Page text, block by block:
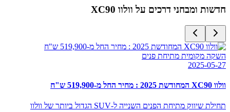
חדשות ומבחני דרכים על וולוו XC90
השקה מקומית מתיחת פנים
2025-05-27
וולוו XC90 המחודשת 2025 : מחיר החל מ-519,900 ש"ח
תחילת שיווק מתיחת הפנים השנייה ל-SUV הגדול ביותר של וולוו